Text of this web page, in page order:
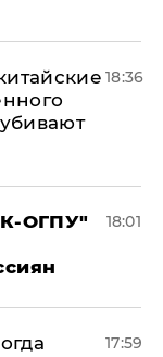
18:36
ОГПУ"
18:01
17:59